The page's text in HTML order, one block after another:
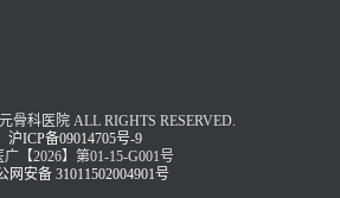
骨科医院 ALL RIGHTS RESERVED.
沪ICP备09014705号-9
广【2026】第01-15-G001号
网安备 31011502004901号